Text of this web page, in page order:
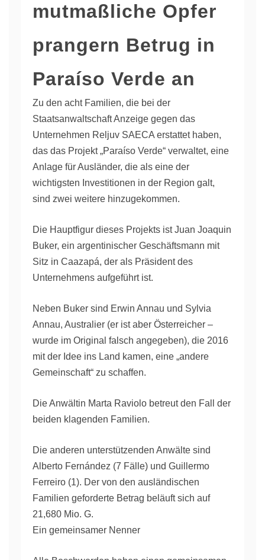
mutmaßliche Opfer
prangern Betrug in
Paraíso Verde an
Zu den acht Familien, die bei der
Staatsanwaltschaft Anzeige gegen das
Unternehmen Reljuv SAECA erstattet haben,
das das Projekt „Paraíso Verde“ verwaltet, eine
Anlage für Ausländer, die als eine der
wichtigsten Investitionen in der Region galt,
sind zwei weitere hinzugekommen.
Die Hauptfigur dieses Projekts ist Juan Joaquin
Buker, ein argentinischer Geschäftsmann mit
Sitz in Caazapá, der als Präsident des
Unternehmens aufgeführt ist.
Neben Buker sind Erwin Annau und Sylvia
Annau, Australier (er ist aber Österreicher –
wurde im Original falsch angegeben), die 2016
mit der Idee ins Land kamen, eine „andere
Gemeinschaft“ zu schaffen.
Die Anwältin Marta Raviolo betreut den Fall der
beiden klagenden Familien.
Die anderen unterstützenden Anwälte sind
Alberto Fernández (7 Fälle) und Guillermo
Ferreiro (1). Der von den ausländischen
Familien geforderte Betrag beläuft sich auf
21,680 Mio. G.
Ein gemeinsamer Nenner